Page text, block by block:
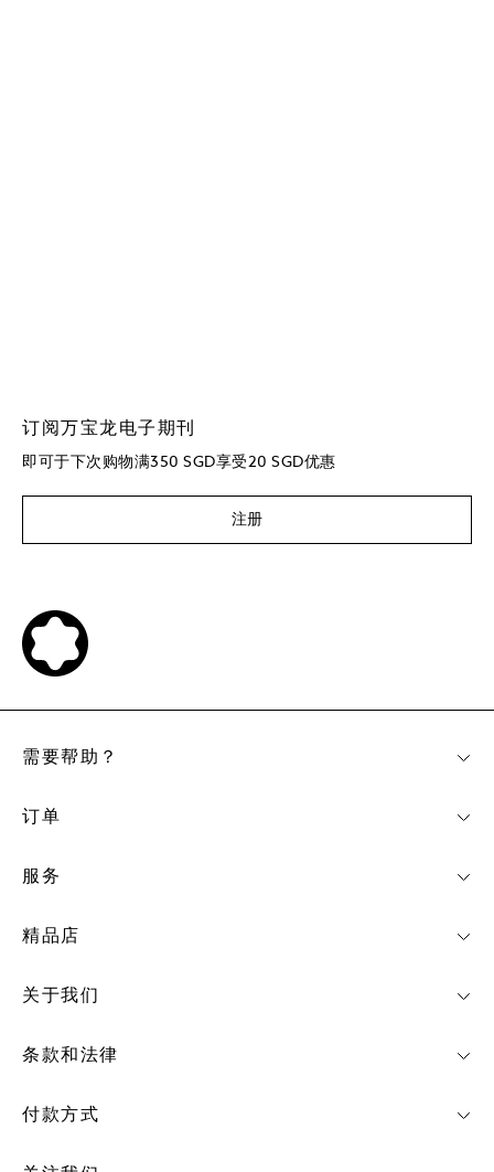
订阅万宝龙电子期刊
即可于下次购物满350 SGD享受20 SGD优惠
注册
付款方式
需要帮助？
订单
服务
精品店
关于我们
条款和法律